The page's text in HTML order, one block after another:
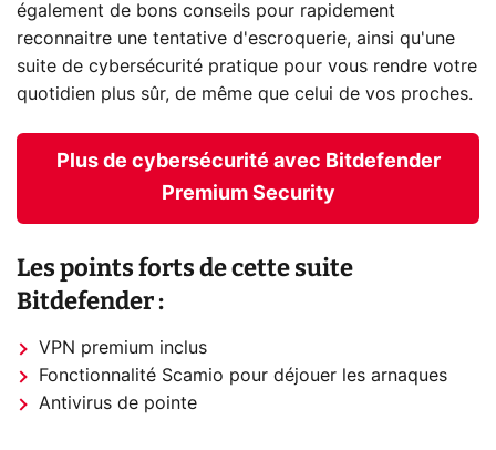
également de bons conseils pour rapidement
reconnaitre une tentative d'escroquerie, ainsi qu'une
suite de cybersécurité pratique pour vous rendre votre
quotidien plus sûr, de même que celui de vos proches.
Plus de cybersécurité avec Bitdefender
Premium Security
Les points forts de cette suite
Bitdefender :
VPN premium inclus
Fonctionnalité Scamio pour déjouer les arnaques
Antivirus de pointe